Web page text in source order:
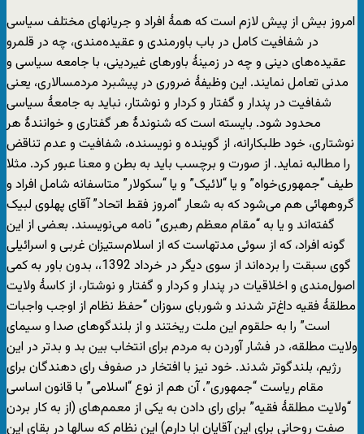
امروز بیش از پیش لازم است که همۀ افراد و جریانهای مختلف سیاسی
در شفافیت کامل در باب باورمندی و عقیده‌مندی، چه در قلمرو
عقیده‌های دینی و چه در زمینۀ باورهای غیردینی، با جامعه سیاسی و
مدنی تعامل نمایند. این وظیفۀ ضروری در پیشبرد مردمسالاری، یعنی
شفافیت در پندار و گفتار و کردار و نوشتار، نباید به جامعۀ سیاسی
محدود شود. بایسته است که شنوندۀ هر گفتاری و خوانندۀ هر
نوشتاری، خود طلبکارانه، از گوینده و نویسنده، شفافیت و عدم تناقض
را مطالبه نماید. از صورت و برچسب باید به بطن و معنا عبور کرد. مثلا
طیف “جمهوری‌خواه” و یا “لائیک” و یا “سکولار” متاسفانه شامل افراد و
گروههائی هم می‌شود که به شعار “امروز فقط اتحاد” آقای پهلوی لبیک
گفته‌اند و یا به “مقام معظم رهبری” نامه می‌نویسند. بعضی از این
گونه افراد، که از سوئی مدتهاست که از اسلام‌ستیزان غربی و اسرائیلی
گوی سبقت را برده‌اند از سوی دیگر در خرداد 1392،، بدون باور به کمی
اصول‌مندی و اخلاقیات در پندار و کردار و گفتار و نوشتار، از کاسۀ ولایت
مطلقۀ فقیه داغ‌تر شدند و شوربای سوزان “حفظ نظام از اوجب واجبات
است” را به حلقوم این ملت ریختند و از بلندگوهای صدا و سیمای
ولایت مطلقه، در فشار آوردن به مردم برای انتخاب بین بد و بدتر در این
رژیم، بلندگوتر شدند. خود نیز با افتخار در صفوف رای دهندگان برای
مقام ریاست “جمهوری”، آن هم از نوع “اسلامی” با قانون اساسی
“ولایت مطلقۀ فقیه” برای رای دادن به یکی از معمم‌های (از به کار بردن
صفت روحانی برای این آقایان ابا دارم) این نظام که سالها در بقای این